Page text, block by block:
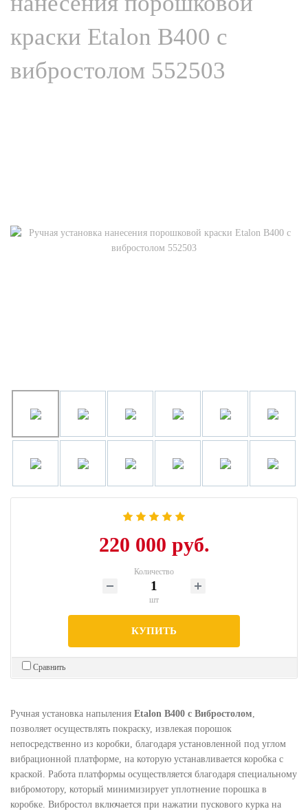
краски Etalon В400 с
вибростолом 552503
220 000 руб.
Количество
шт
КУПИТЬ
Сравнить
Ручная установка напыления Etalon В400 с Вибростолом,
позволяет осуществлять покраску, извлекая порошок
непосредственно из коробки, благодаря установленной под углом
вибрационной платформе, на которую устанавливается коробка с
краской. Работа платформы осуществляется благодаря специальному
вибромотору, который минимизирует уплотнение порошка в
коробке. Вибростол включается при нажатии пускового курка на